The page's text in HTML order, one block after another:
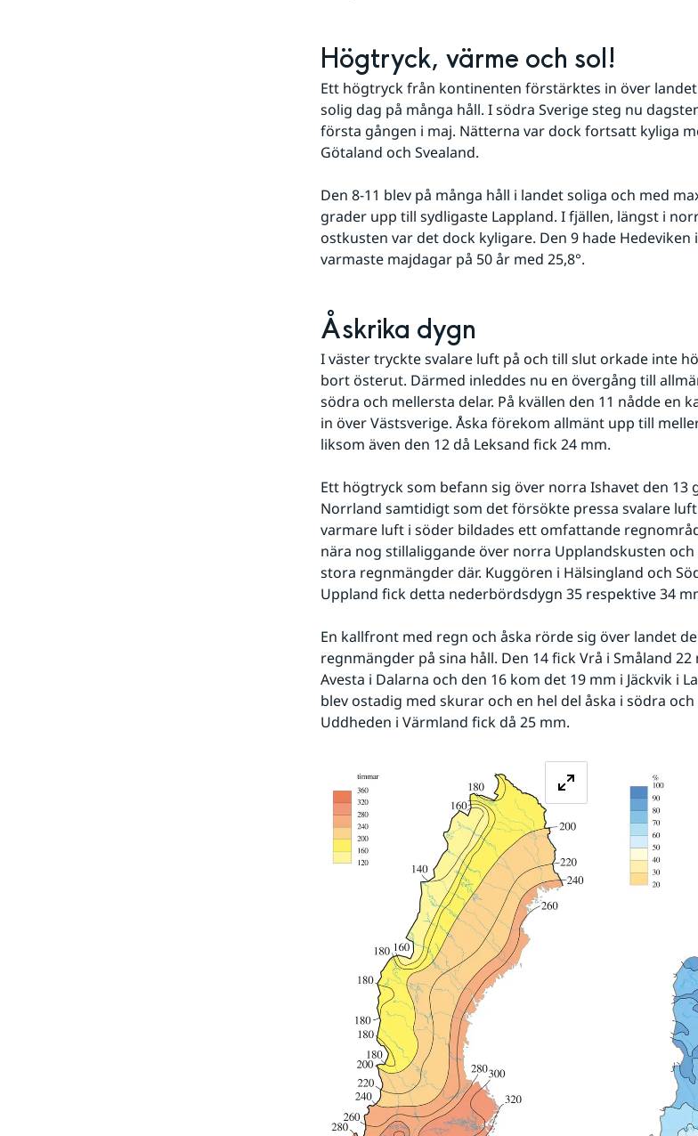
Högtryck, värme och sol!
Ett högtryck från kontinenten förstärktes in över
solig dag på många håll. I södra Sverige steg nu
första gången i maj. Nätterna var dock fortsatt kyliga
Götaland och Svealand.
Den 8-11 blev på många håll i landet soliga och med
grader upp till sydligaste Lappland. I fjällen, längst i
ostkusten var det dock kyligare. Den 9 hade Hedeviken
varmaste majdagar på 50 år med 25,8°.
Åskrika dygn
I väster tryckte svalare luft på och till slut orkade inte
bort österut. Därmed inleddes nu en övergång till
södra och mellersta delar. På kvällen den 11 nådde en
in över Västsverige. Åska förekom allmänt upp till
liksom även den 12 då Leksand fick 24 mm.
Ett högtryck som befann sig över norra Ishavet den 13
Norrland samtidigt som det försökte pressa svalare
varmare luft i söder bildades ett omfattande
nära nog stillaliggande över norra Upplandskusten
stora regnmängder där. Kuggören i Hälsingland och
Uppland fick detta nederbördsdygn 35 respektive 34
En kallfront med regn och åska rörde sig över landet
regnmängder på sina håll. Den 14 fick Vrå i Småland
Avesta i Dalarna och den 16 kom det 19 mm i Jäckvik i
blev ostadig med skurar och en hel del åska i södra
Uddheden i Värmland fick då 25 mm.